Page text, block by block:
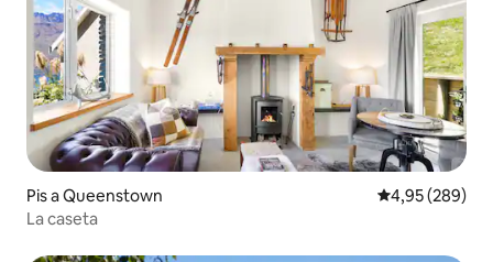
Pis a Queenstown 4,95 de
4,95 (289)
La caseta